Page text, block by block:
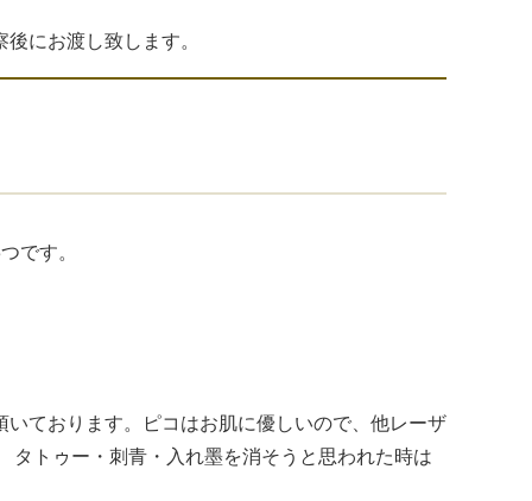
にお渡し致します。
です。
ております。ピコはお肌に優しいので、他レーザ
タトゥー・刺青・入れ墨を消そうと思われた時は